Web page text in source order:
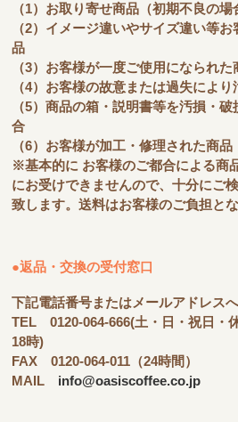
（1）お取り寄せ商品（初期不良の場
（2）イメージ違いやサイズ違い等
品
（3）お客様が一度ご使用になられた
（4）お客様の故意または過失によ
（5）商品の箱・説明書等を汚損・
合
（6）お客様が加工・修理された商品
※基本的に お客様のご都合による商
にお受けできませんので、十分にご
致します。送料はお客様のご負担とな
●返品・交換の受付窓口
下記電話番号またはメールアドレス
TEL 0120-064-666(土・日・祝日・
18時)
FAX 0120-064-011（24時間）
MAIL info@oasiscoffee.co.jp